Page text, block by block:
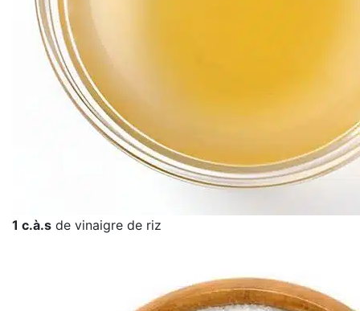
1 c.à.s de vinaigre de riz